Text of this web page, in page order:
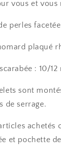
vous et vous
perles
plaqué
: 10/12
sont
de serrage.
achetés
et pochette